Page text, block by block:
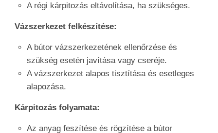
A régi kárpitozás eltávolítása, ha szükséges.
Vázszerkezet felkészítése:
A bútor vázszerkezetének ellenőrzése és
szükség esetén javítása vagy cseréje.
A vázszerkezet alapos tisztítása és esetleges
alapozása.
Kárpitozás folyamata:
Az anyag feszítése és rögzítése a bútor